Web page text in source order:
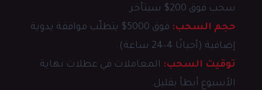
سحب فوق 200$ سيتأخر.
حجم السحب:
فوق 5000$ يتطلّب موافقة يدوية
إضافية (أحيانًا 4–24 ساعة).
توقيت السحب: المعاملات في عطلات نهاية
الأسبوع أبطأ بقليل.